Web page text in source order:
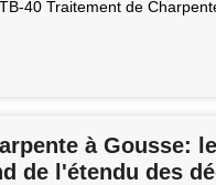
40 Traitement de
à Gousse:
de l'étendu des